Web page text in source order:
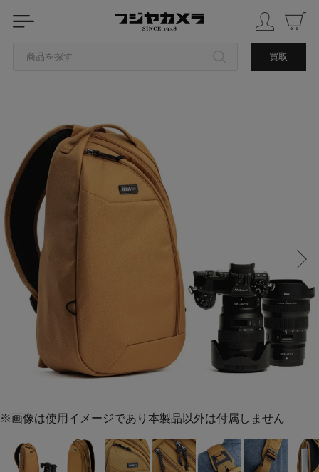
商品を探す 買取
ブランドから探す
中古品を探す
※画像は使用イメージであり本製品以外は付属しません